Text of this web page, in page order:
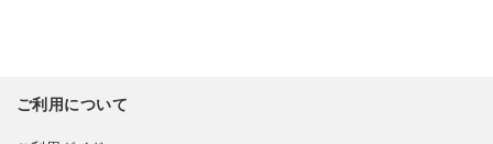
ご利用について